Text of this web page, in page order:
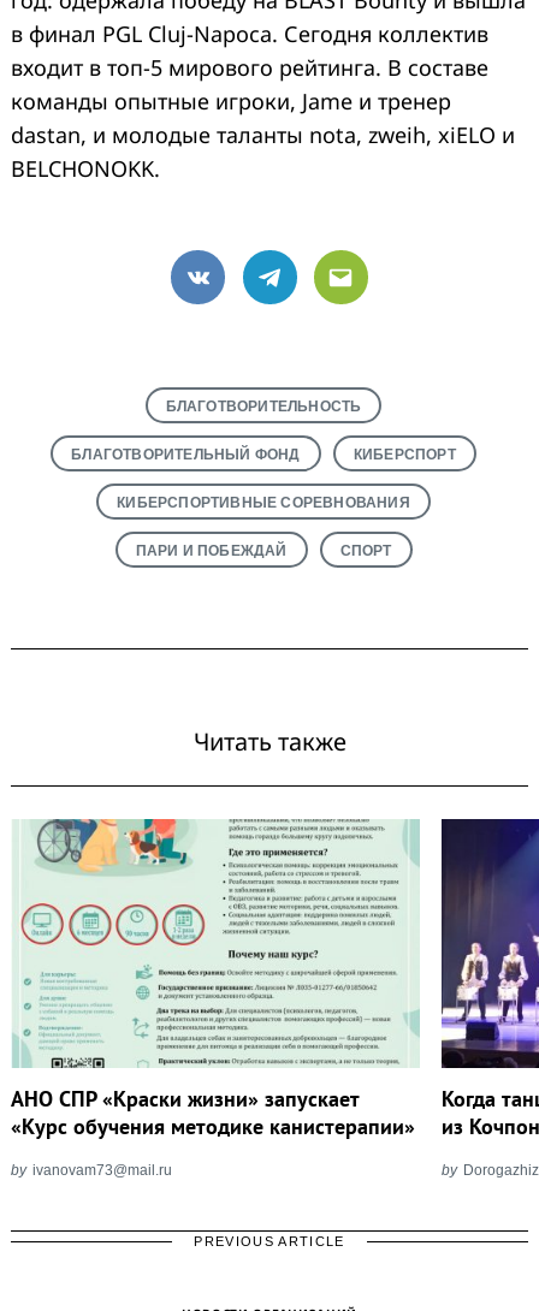
в финал PGL Cluj-Napoca. Сегодня коллектив
входит в топ-5 мирового рейтинга. В составе
команды опытные игроки, Jame и тренер
dastan, и молодые таланты nota, zweih, xiELO и
BELCHONOKK.
VK Telegram
Email
БЛАГОТВОРИТЕЛЬНОСТЬ
БЛАГОТВОРИТЕЛЬНЫЙ ФОНД КИБЕРСПОРТ
КИБЕРСПОРТИВНЫЕ СОРЕВНОВАНИЯ
ПАРИ И ПОБЕЖДАЙ СПОРТ
Читать также
АНО СПР «Краски жизни» запускает
«Курс обучения методике канистерапии»
by ivanovam73@mail.ru
Когда
из
by
PREVIOUS ARTICLE